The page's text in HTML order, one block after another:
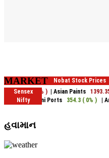
MARKET
હવામાન